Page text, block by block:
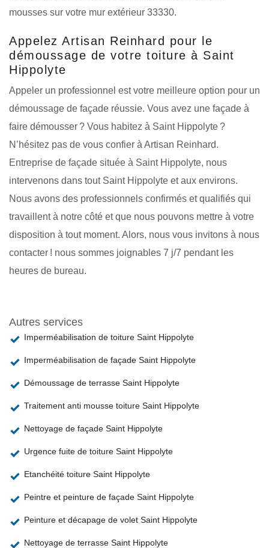
mousses sur votre mur extérieur 33330.
Appelez Artisan Reinhard pour le
démoussage de votre toiture à Saint
Hippolyte
Appeler un professionnel est votre meilleure option pour un
démoussage de façade réussie. Vous avez une façade à
faire démousser ? Vous habitez à Saint Hippolyte ?
N’hésitez pas de vous confier à Artisan Reinhard.
Entreprise de façade située à Saint Hippolyte, nous
intervenons dans tout Saint Hippolyte et aux environs.
Nous avons des professionnels confirmés et qualifiés qui
travaillent à notre côté et que nous pouvons mettre à votre
disposition à tout moment. Alors, nous vous invitons à nous
contacter ! nous sommes joignables 7 j/7 pendant les
heures de bureau.
Autres services
Imperméabilisation de toiture Saint Hippolyte
Imperméabilisation de façade Saint Hippolyte
Démoussage de terrasse Saint Hippolyte
Traitement anti mousse toiture Saint Hippolyte
Nettoyage de façade Saint Hippolyte
Urgence fuite de toiture Saint Hippolyte
Etanchéité toiture Saint Hippolyte
Peintre et peinture de façade Saint Hippolyte
Peinture et décapage de volet Saint Hippolyte
Nettoyage de terrasse Saint Hippolyte